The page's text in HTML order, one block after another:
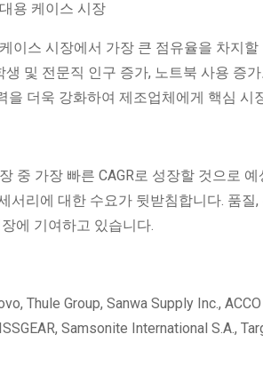
이스 시장에서 가장 큰 점유율을 차지할
및 전문직 인구 증가, 노트북 사용 증
더욱 강화하여 제조업체에게 핵심 시
중 가장 빠른 CAGR로 성장할 것으로
서리에 대한 수요가 뒷받침합니다. 품질
에 기여하고 있습니다.
Thule Group, Sanwa Supply Inc.,
Samsonite International S.A.,